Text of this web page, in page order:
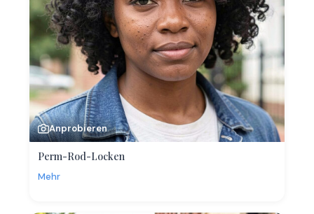
Anprobieren
Perm-Rod-Locken
Mehr